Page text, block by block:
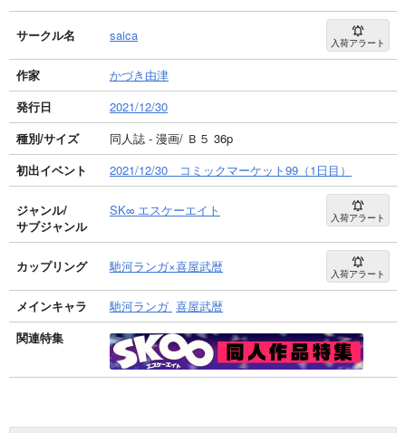
サークル名 saica 入荷アラート
作家
かづき由津
発行日
2021/12/30
種別/サイズ
同人誌 - 漫画/ Ｂ５ 36p
初出イベント
2021/12/30 コミックマーケット99（1日目）
ジャンル/
サブジャンル
SK∞ エスケーエイト 入荷アラート
カップリング 馳河ランガ×喜屋武暦 入荷アラート
メインキャラ 馳河ランガ 喜屋武暦
関連特集